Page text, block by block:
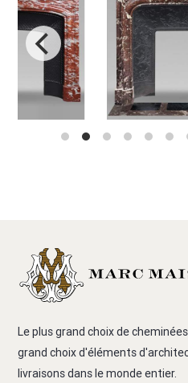
Le plus grand choix de
grand choix d'éléments
livraisons dans le monde entier.